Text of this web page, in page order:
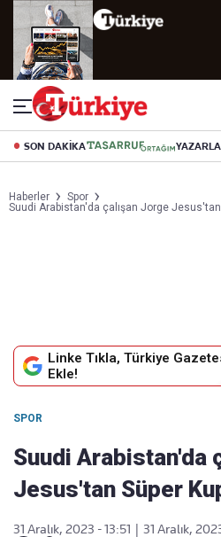
SON DAKİKA
Haberler
Spor
Suudi Arabistan'da çalışan Jorge Jesus'tan
Linke Tıkla, Türkiye
Ekle!
SPOR
Suudi Arabistan'da
Jesus'tan Süper
31 Aralık, 2023 - 13:51
31 Aralık,